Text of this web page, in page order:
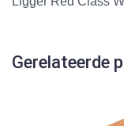
Gerelateerde